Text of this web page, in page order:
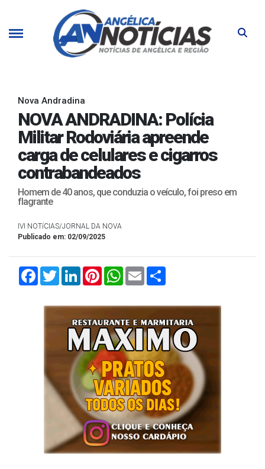
Nova Andradina
NOVA ANDRADINA: Polícia
Militar Rodoviária apreende
carga de celulares e cigarros
contrabandeados
Homem de 40 anos, que conduzia o veículo, foi preso em
flagrante
IVI NOTíCIAS/JORNAL DA NOVA
Publicado em: 02/09/2025
FacebookTwitterLinkedInPinterestWhatsApp
Email